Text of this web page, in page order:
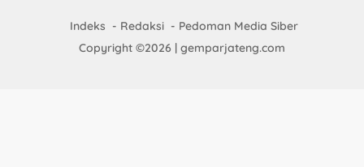
Indeks Redaksi
Pedoman Media Siber
Copyright ©2026 | gemparjateng.com